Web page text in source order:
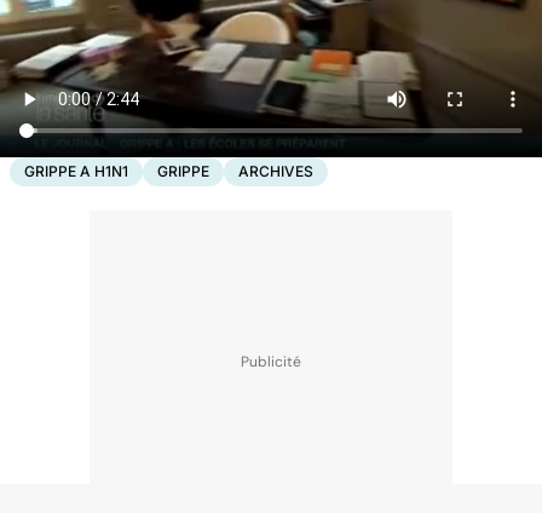
GRIPPE A H1N1 GRIPPE ARCHIVES